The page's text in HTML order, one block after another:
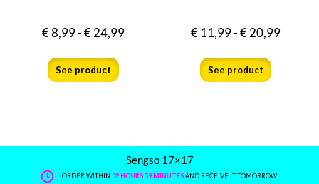
€8,99-€24,99
See product
€11,99-€20,99
See product
Sengso 17×17
ORDER WITHIN 02 HOURS 59 MINUTESAND RECEIVE IT TOMORROW!